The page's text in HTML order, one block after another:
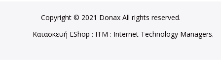
Copyright © 2021 Donax All rights reserved.
Κατασκευή EShop : ITM : Internet Technology Managers.